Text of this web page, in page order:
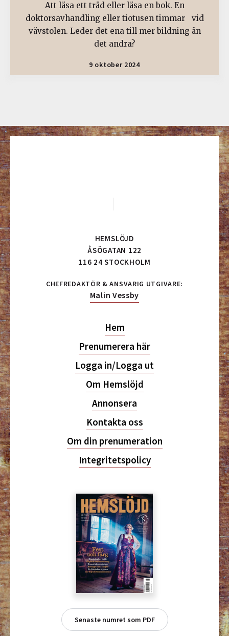
Att läsa ett träd eller läsa en bok. En
doktorsavhandling eller tiotusen timmar vid
vävstolen. Leder det ena till mer bildning än
det andra?
9 oktober 2024
HEMSLÖJD
ÅSÖGATAN 122
116 24 STOCKHOLM
CHEFREDAKTÖR & ANSVARIG UTGIVARE:
Malin Vessby
Hem
Prenumerera här
Logga in/Logga ut
Om Hemslöjd
Annonsera
Kontakta oss
Om din prenumeration
Integritetspolicy
Senaste numret som PDF